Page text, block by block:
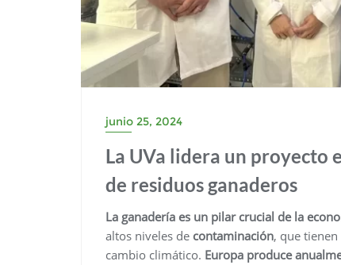
junio 25, 2024
La UVa lidera un proyecto
de residuos ganaderos
La ganadería es un pilar crucial de la
altos niveles de contaminación, que
cambio climático. Europa produce